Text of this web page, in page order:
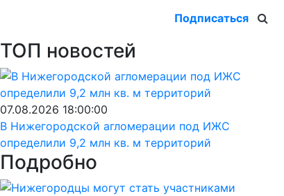
Подписаться
ТОП новостей
07.08.2026 18:00:00
В Нижегородской агломерации под ИЖС
определили 9,2 млн кв. м территорий
Подробно